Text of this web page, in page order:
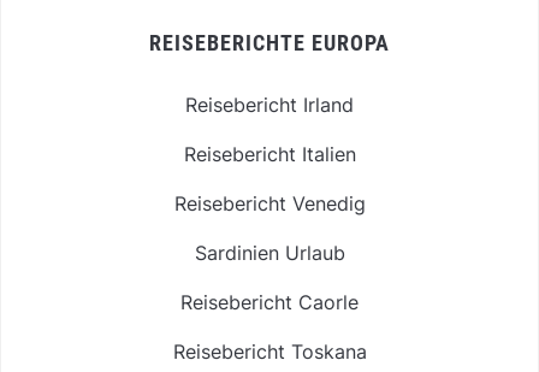
REISEBERICHTE EUROPA
Reisebericht Irland
Reisebericht Italien
Reisebericht Venedig
Sardinien Urlaub
Reisebericht Caorle
Reisebericht Toskana